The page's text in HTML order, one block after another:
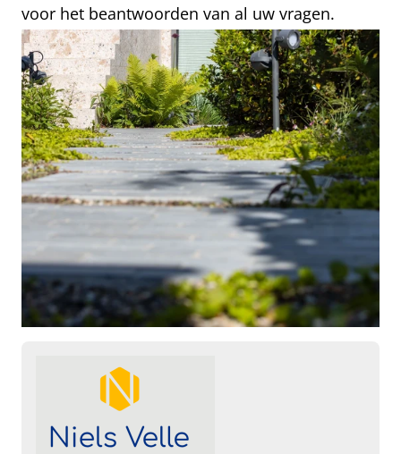
voor het beantwoorden van al uw vragen.